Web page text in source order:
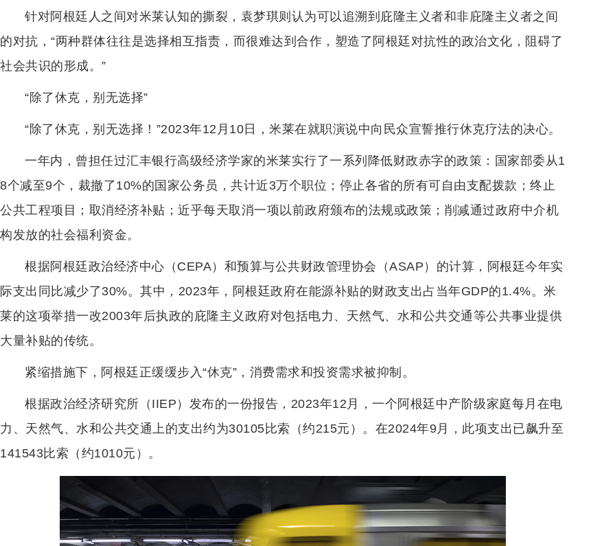
针对阿根廷人之间对米莱认知的撕裂，袁梦琪则认为可以追溯到庇隆主义者和非庇隆主义者之间
的对抗，“两种群体往往是选择相互指责，而很难达到合作，塑造了阿根廷对抗性的政治文化，阻碍了
社会共识的形成。”
“除了休克，别无选择”
“除了休克，别无选择！”2023年12月10日，米莱在就职演说中向民众宣誓推行休克疗法的决心。
一年内，曾担任过汇丰银行高级经济学家的米莱实行了一系列降低财政赤字的政策：国家部委从1
8个减至9个，裁撤了10%的国家公务员，共计近3万个职位；停止各省的所有可自由支配拨款；终止
公共工程项目；取消经济补贴；近乎每天取消一项以前政府颁布的法规或政策；削减通过政府中介机
构发放的社会福利资金。
根据阿根廷政治经济中心（CEPA）和预算与公共财政管理协会（ASAP）的计算，阿根廷今年实
际支出同比减少了30%。其中，2023年，阿根廷政府在能源补贴的财政支出占当年GDP的1.4%。米
莱的这项举措一改2003年后执政的庇隆主义政府对包括电力、天然气、水和公共交通等公共事业提供
大量补贴的传统。
紧缩措施下，阿根廷正缓缓步入“休克”，消费需求和投资需求被抑制。
根据政治经济研究所（IIEP）发布的一份报告，2023年12月，一个阿根廷中产阶级家庭每月在电
力、天然气、水和公共交通上的支出约为30105比索（约215元）。在2024年9月，此项支出已飙升至
141543比索（约1010元）。